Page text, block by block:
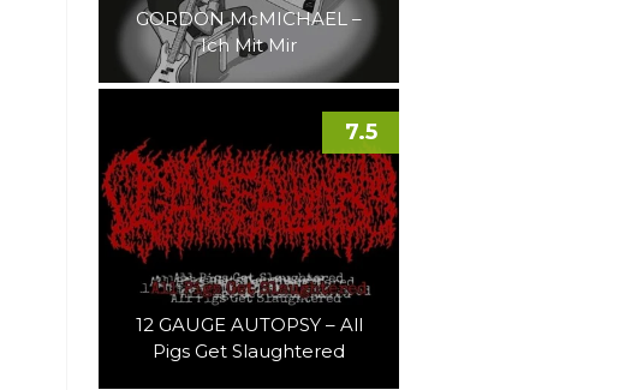
GORDON McMICHAEL –
Ich Mit Mir
12 GAUGE AUTOPSY – All
Pigs Get Slaughtered
7.5